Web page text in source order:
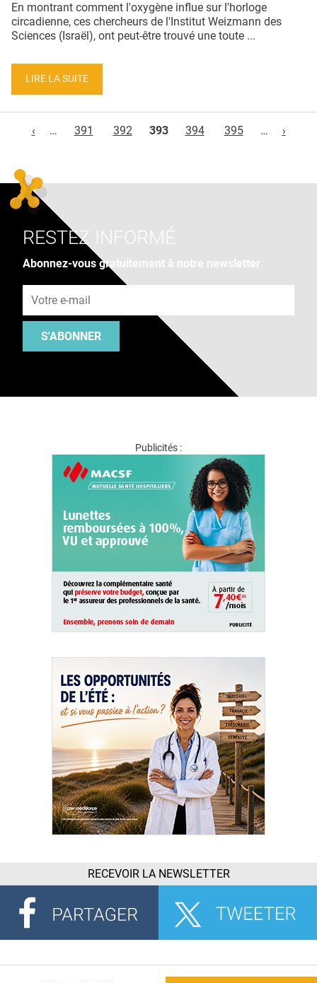
En montrant comment l'oxygène influe sur l'horloge
circadienne, ces chercheurs de l'Institut Weizmann des
Sciences (Israël), ont peut-être trouvé une toute ...
LIRE LA SUITE
‹
… 391 392 393 394 395 … ›
RESTEZ INFORMÉ
Abonnez-vous gratuitement à notre newsletter
S'ABONNER
Publicités :
RECEVOIR LA NEWSLETTER